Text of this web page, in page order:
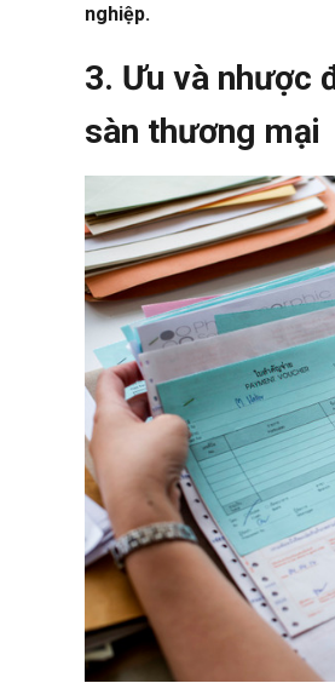
nghiệp.
3. Ưu và nhược
sàn thương mại